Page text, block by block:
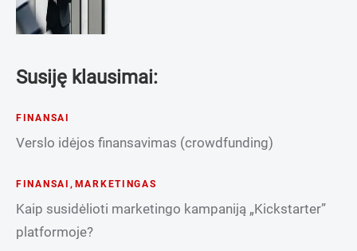
Susiję klausimai:
FINANSAI
Verslo idėjos finansavimas (crowdfunding)
FINANSAI , MARKETINGAS
Kaip susidėlioti marketingo kampaniją „Kickstarter”
platformoje?